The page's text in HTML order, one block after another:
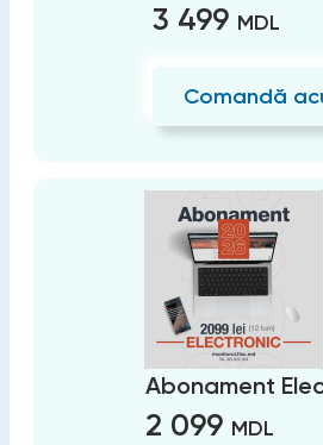
3 499 MDL
Comandă
Abonament
2 099 MDL